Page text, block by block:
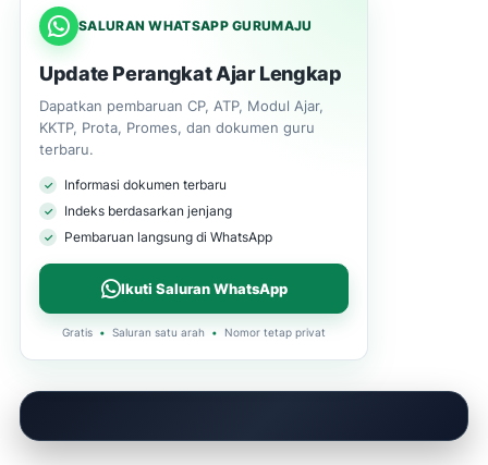
SALURAN WHATSAPP GURUMAJU
Update Perangkat Ajar Lengkap
Dapatkan pembaruan CP, ATP, Modul Ajar,
KKTP, Prota, Promes, dan dokumen guru
terbaru.
Informasi dokumen terbaru
Indeks berdasarkan jenjang
Pembaruan langsung di WhatsApp
Ikuti Saluran WhatsApp
Gratis • Saluran satu arah • Nomor tetap privat